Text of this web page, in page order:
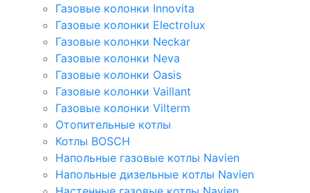
Газовые колонки Innovita
Газовые колонки Electrolux
Газовые колонки Neckar
Газовые колонки Neva
Газовые колонки Oasis
Газовые колонки Vaillant
Газовые колонки Vilterm
Отопительные котлы
Котлы BOSCH
Напольные газовые котлы Navien
Напольные дизельные котлы Navien